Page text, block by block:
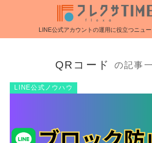
LINE公式アカウントの運用に役立つニュ
QRコード の記事
LINE公式ノウハウ